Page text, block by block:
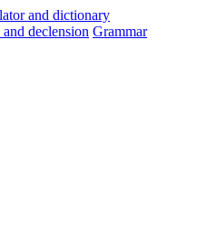
and declension Grammar